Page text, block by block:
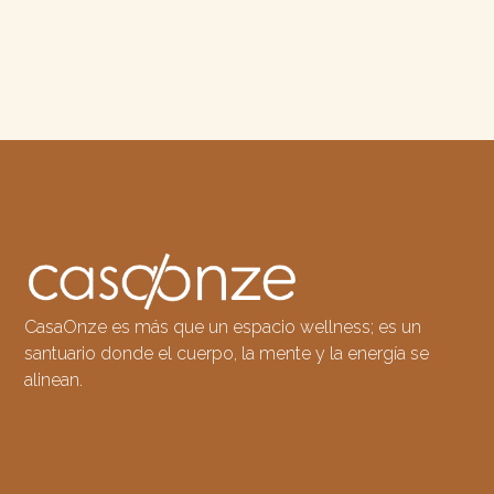
CasaOnze es más que un espacio wellness; es un
santuario donde el cuerpo, la mente y la energía se
alinean.